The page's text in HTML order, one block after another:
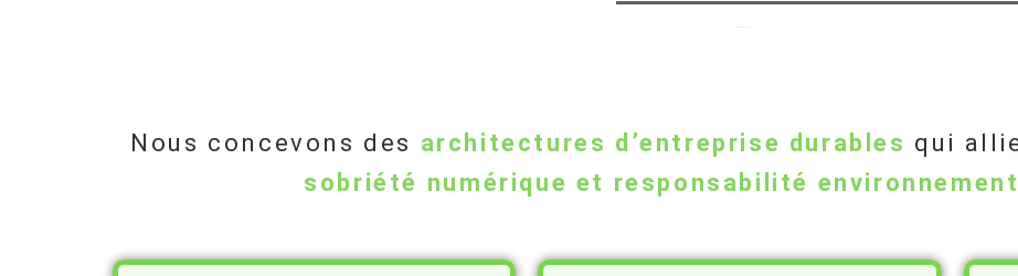
Nous concevons des architectures d’entreprise durables qui
sobriété numérique et responsabilité